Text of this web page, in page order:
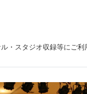
・スタジオ収録等にご利